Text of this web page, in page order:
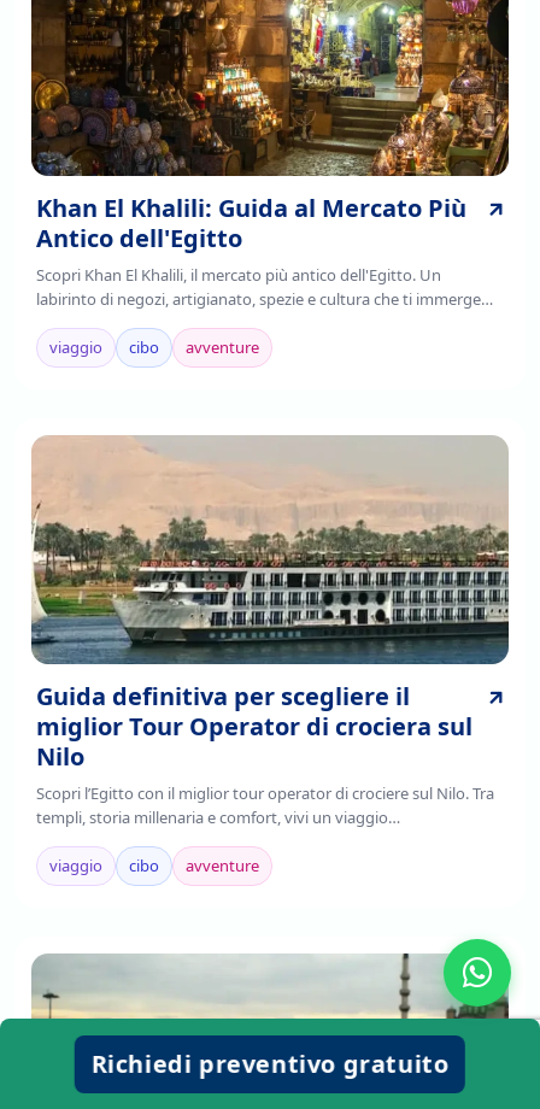
Khan El Khalili: Guida al Mercato Più
Antico dell'Egitto
Scopri Khan El Khalili, il mercato più antico dell'Egitto. Un
labirinto di negozi, artigianato, spezie e cultura che ti immerge
nell'autenticità cairota. Leggi!
viaggio
cibo avventure
Guida definitiva per scegliere il
miglior Tour Operator di crociera sul
Nilo
Scopri l’Egitto con il miglior tour operator di crociere sul Nilo. Tra
templi, storia millenaria e comfort, vivi un viaggio
indimenticabile.Prenota ora!
viaggio
cibo avventure
Richiedi preventivo gratuito